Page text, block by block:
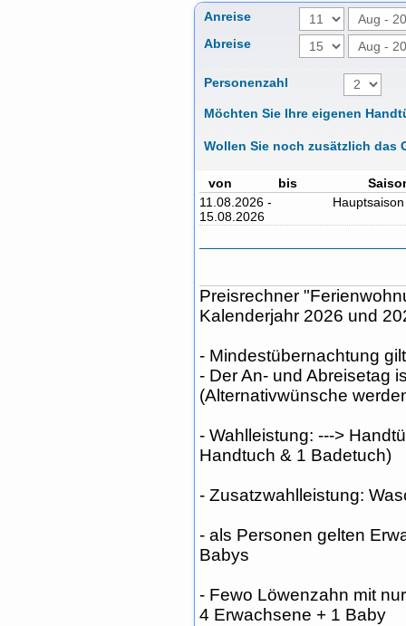
Anreise
Abreise
Personenzahl
Möchten Sie Ihre eigenen
Wollen Sie noch zusätzlich das
von bis
11.08.2026 -
15.08.2026
Hauptsaison
Preisrechner
Kalenderjahr 2026 und
- Mindestübernachtung
- Der An- und Abreisetag
(Alternativwünsche
- Wahlleistung: --->
Handtuch & 1 Badetuch)
- Zusatzwahlleistung:
- als Personen gelten
Babys
- Fewo Löwenzahn mit
4 Erwachsene + 1 Baby